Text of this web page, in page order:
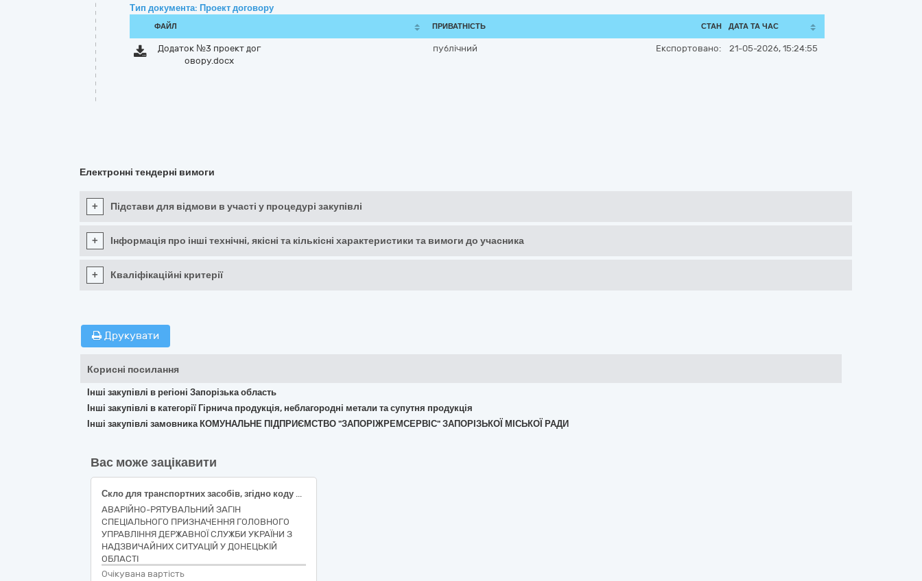
Тип документа: Проект договору
ФАЙЛ ПРИВАТНІСТЬ СТАН ДАТА ТА ЧАС
Додаток №3 проект дог
овору.docx
публічний Експортовано: 21-05-2026, 15:24:55
Електронні тендерні вимоги
+ Підстави для відмови в участі у процедурі закупівлі
+ Інформація про інші технічні, якісні та кількісні характеристики та вимоги до учасника
+ Кваліфікаційні критерії
Друкувати
Корисні посилання
Інші закупівлі в регіоні Запорізька область
Інші закупівлі в категорії Гірнича продукція, неблагородні метали та супутня продукція
Інші закупівлі замовника КОМУНАЛЬНЕ ПІДПРИЄМСТВО "ЗАПОРІЖРЕМСЕРВІС" ЗАПОРІЗЬКОЇ МІСЬКОЇ РАДИ
Вас може зацікавити
Скло для транспортних засобів, згідно коду CPV за ДК 021:2015 код 14820000-5 Скло
АВАРІЙНО-РЯТУВАЛЬНИЙ ЗАГІН
СПЕЦІАЛЬНОГО ПРИЗНАЧЕННЯ ГОЛОВНОГО
УПРАВЛІННЯ ДЕРЖАВНОЇ СЛУЖБИ УКРАЇНИ З
НАДЗВИЧАЙНИХ СИТУАЦІЙ У ДОНЕЦЬКІЙ
ОБЛАСТІ
Очікувана вартість